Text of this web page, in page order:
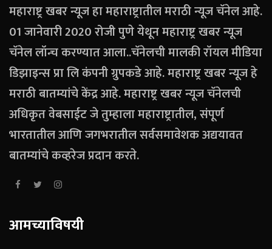
महाराष्ट्र खबर न्यूज हा महाराष्ट्रातील मराठी न्यूज चॅनेल आहे.
01 जानेवारी 2020 रोजी पुणे येथून महाराष्ट्र खबर न्यूज
चॅनेल लॉन्च करण्यात आला..चॅनेलची मालकी रॉयल मीडिया
डिझाइन्स प्रा लि कंपनी ग्रुपकडे आहे. महाराष्ट्र खबर न्यूज हे
मराठी बातम्यांचे केंद्र आहे. महाराष्ट्र खबर न्यूज चॅनेलची
अधिकृत वेबसाईट जे तुम्हाला महाराष्ट्रातील, संपूर्ण
भारतातील आणि जगभरातील सर्वसमावेशक अद्ययावत
बातम्यांचे कव्हरेज प्रदान करते.
आमच्याविषयी